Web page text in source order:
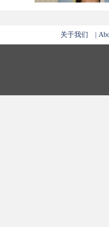
关于我们